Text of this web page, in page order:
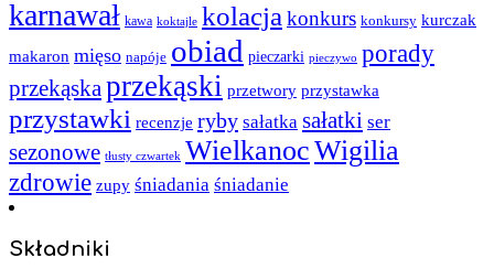
karnawał kawa koktajle kolacja konkurs konkursy kurczak
makaron mięso napóje obiad pieczarki pieczywo porady
przekąskaprzekąski przetwory przystawka
przystawki recenzje ryby sałatka sałatki ser
sezonowe tłusty czwartek WielkanocWigilia
zdrowie zupy śniadania śniadanie
Składniki